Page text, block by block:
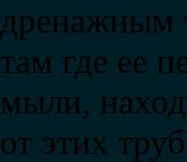
дренажным
там где ее
мыли,
от этих